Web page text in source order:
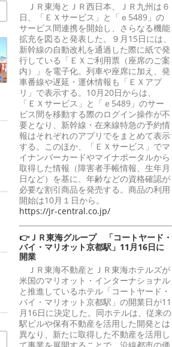
ＪＲ東海とＪＲ西日本、ＪＲ九州は６
日、「ＥＸサービス」と「ｅ5489」の
サービス間連携を開始し、さらなる機能
拡充を図ると発表した。９月15日には、
新幹線の自動改札を通過した際に紙で発
行している「ＥＸご利用票（座席のご案
内）」を電子化。列車や座席に加え、発
車番線や遅延・運休情報も「ＥＸアプ
リ」で表示する。10月20日からは、
「ＥＸサービス」と「ｅ5489」のサー
ビス間を移動する際のログイン操作が不
要となり、新幹線・在来線特急の予約情
報はそれぞれのアプリでをまとめて表示
する。このほか、「ＥＸサービス」でマ
イナンバーカードやマイナポータルから
取得した情報（障害者手帳情報、生年月
日など）を基に、年齢などの資格確認が
必要な割引商品を発売する。商品の利用
開始は10月１日から。
https://jr-central.co.jp/
👉ＪＲ東海グループ 「コートヤード・
バイ・マリオット京都駅」11月16日に
開業
ＪＲ東海不動産とＪＲ東海ホテルズが
米国のマリオット・インターナショナル
と推進しているホテル「コートヤード・
バイ・マリオット京都駅」の開業日が11
月16日に決定した。同ホテルは、従来の
駅ビルや保有不動産を活用した開発とは
異なり、新たに取得した不動産を活用し